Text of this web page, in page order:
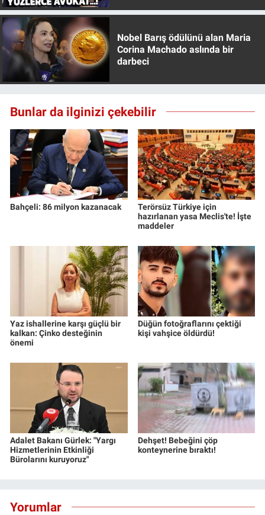
Nobel Barış ödülünü alan Maria
Corina Machado aslında bir
darbeci
Bunlar da ilginizi çekebilir
Bahçeli: 86 milyon kazanacak
Terörsüz Türkiye için
hazırlanan yasa Meclis'te! İşte
maddeler
Yaz ishallerine karşı güçlü bir
kalkan: Çinko desteğinin
önemi
Düğün fotoğraflarını çektiği
kişi vahşice öldürdü!
Adalet Bakanı Gürlek: "Yargı
Hizmetlerinin Etkinliği
Bürolarını kuruyoruz"
Dehşet! Bebeğini çöp
konteynerine bıraktı!
Yorumlar